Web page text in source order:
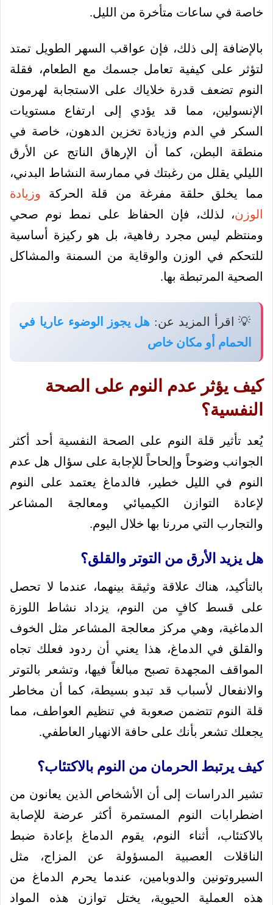
خاصة في ساعات متأخرة من الليل.
بالإضافة إلى ذلك، فإن عواقب السهر الطويل تمتد
لتؤثر على كيفية تعامل جسمك مع الطعام، فقلة
النوم تضعف قدرة خلاياك على الاستجابة لهرمون
الإنسولين، مما قد يؤدي إلى ارتفاع مستويات
السكر في الدم وزيادة تخزين الدهون، خاصة في
منطقة البطن، كما أن الإرهاق الناتج عن الأرق
الليلي يقلل من رغبتك في ممارسة النشاط البدني،
مما يخلق حلقة مفرغة من قلة الحركة وزيادة
الوزن، لذلك، فإن الحفاظ على نمط نوم صحي
ومنتظم ليس مجرد رفاهية، بل هو ركيزة أساسية
للتحكم في الوزن والوقاية من السمنة والمشاكل
الصحية المرتبطة بها.
💡 اقرأ المزيد عن: هل يجوز الوضوء عاريا في
الحمام أو مكان خاص
كيف يؤثر عدم النوم على الصحة
النفسية؟
يُعد تأثير قلة النوم على الصحة النفسية أحد أكثر
الجوانب وضوحاً وإلحاحاً للإجابة على سؤال هل عدم
النوم في الليل خطير، فالدماغ يعتمد على النوم
لإعادة التوازن الكيميائي ومعالجة المشاعر
والتجارب التي مررنا بها خلال اليوم.
هل يزيد الأرق من التوتر والقلق؟
بالتأكيد، هناك علاقة وثيقة بينهما، عندما لا تحصل
على قسط كافٍ من النوم، يزداد نشاط اللوزة
الدماغية، وهي مركز معالجة المشاعر مثل الخوف
والقلق في الدماغ، هذا يعني أن ردود فعلك تجاه
المواقف المجهدة تصبح مبالغاً فيها، وتشعر بالتوتر
والانفعال لأسباب قد تبدو بسيطة، كما أن مخاطر
قلة النوم تتضمن صعوبة في تنظيم العواطف، مما
يجعلك تشعر بأنك على حافة الانهيار العاطفي.
كيف يرتبط الحرمان من النوم بالاكتئاب؟
تشير الدراسات إلى أن الأشخاص الذين يعانون من
اضطرابات النوم المستمرة أكثر عرضة للإصابة
بالاكتئاب، أثناء النوم، يقوم الدماغ بإعادة ضبط
الناقلات العصبية المسؤولة عن المزاج، مثل
السيروتونين والدوبامين، عندما يحرم الدماغ من
هذه العملية الحيوية، يختل توازن هذه المواد